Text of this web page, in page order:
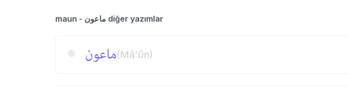
maun - ماعون diğer yazımlar
ماعون(Mâ'ûn)